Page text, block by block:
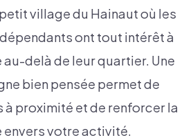
village du Hainaut où les
ont tout intérêt à
delà de leur quartier. Une
bien pensée permet de
proximité et de renforcer la
envers votre activité.